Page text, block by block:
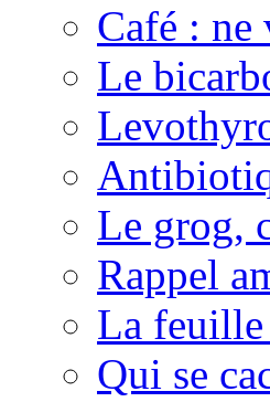
Café : ne
Le
Le grog,
Rappel
La feuille
Qui se